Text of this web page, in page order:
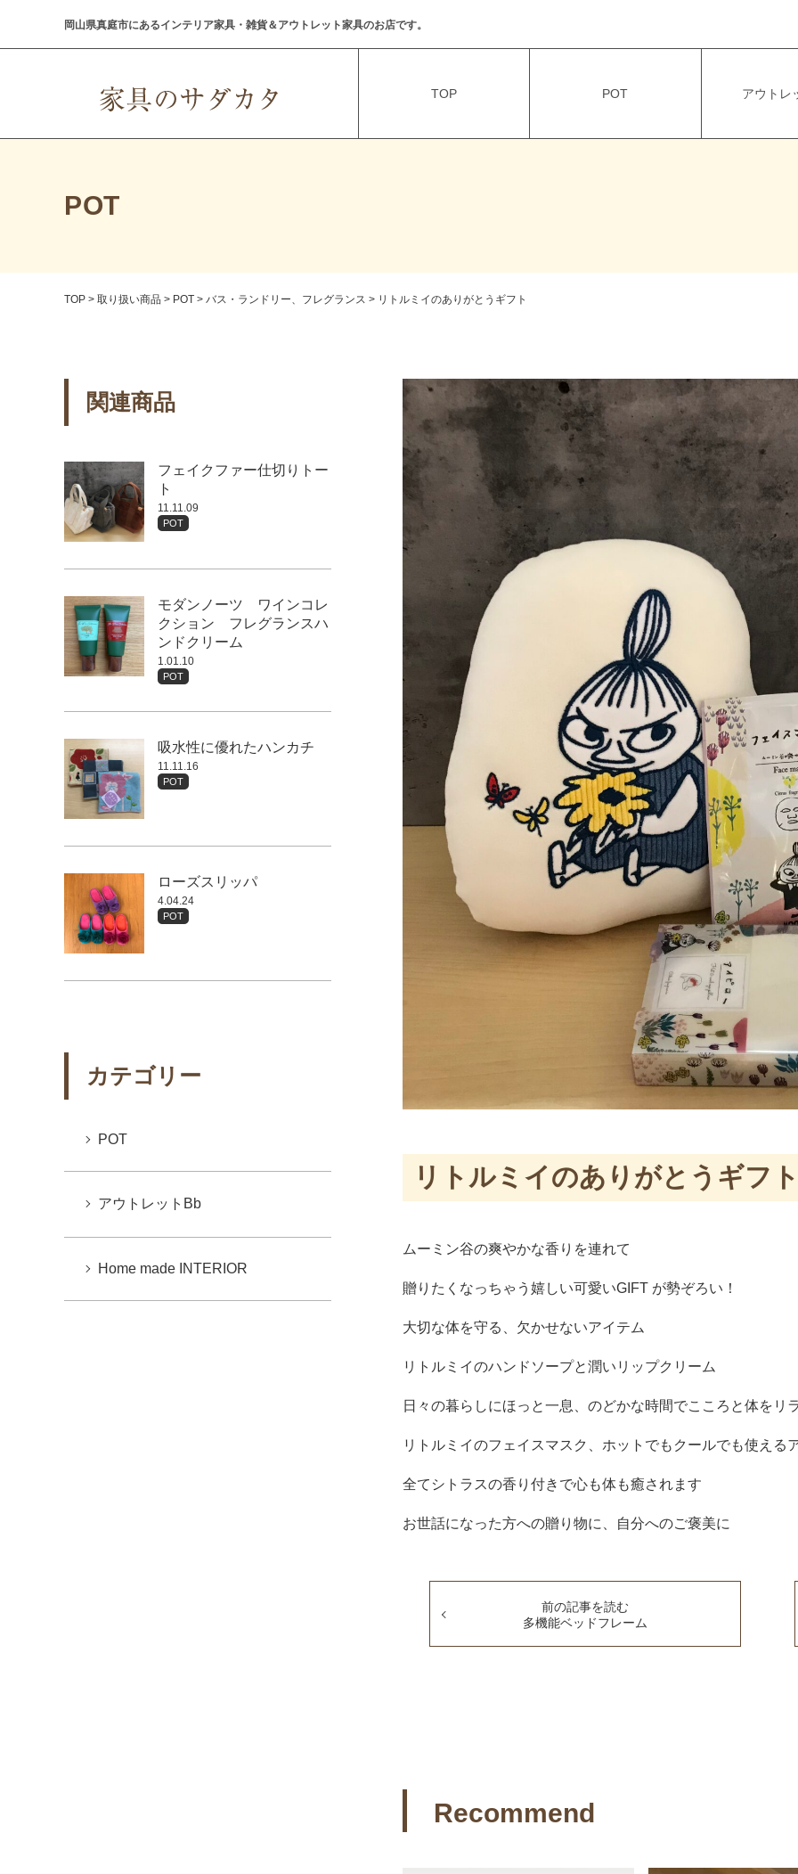
岡山県真庭市にあるインテリア家具・雑貨＆アウトレット家具のお店です。
TOP POT アウトレ
POT
TOP > 取り扱い商品 > POT > バス・ランドリー、フレグランス > リトルミイのありがとうギフト
リトルミイのありがとうギフ
ムーミン谷の爽やかな香りを連れて
贈りたくなっちゃう嬉しい可愛いGIFT が勢ぞろい！
大切な体を守る、欠かせないアイテム
リトルミイのハンドソープと潤いリップクリーム
日々の暮らしにほっと一息、のどかな時間でこころと体をリ
リトルミイのフェイスマスク、ホットでもクールでも使え
全てシトラスの香り付きで心も体も癒されます
お世話になった方への贈り物に、自分へのご褒美に
前の記事を読む
多機能ベッドフレーム
Recommend
関連商品
フェイクファー仕切りトー
ト
11.11.09
POT
モダンノーツ ワインコレ
クション フレグランスハ
ンドクリーム
1.01.10
POT
吸水性に優れたハンカチ
11.11.16
POT
ローズスリッパ
4.04.24
POT
カテゴリー
POT
アウトレットBb
Home made INTERIOR